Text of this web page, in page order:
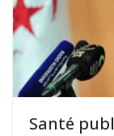
Santé